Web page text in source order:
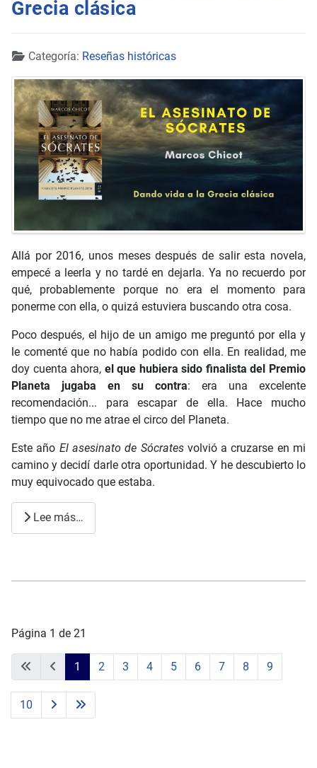
Grecia clásica
Detalles
Categoría: Reseñas históricas
Allá por 2016, unos meses después de salir esta novela,
empecé a leerla y no tardé en dejarla. Ya no recuerdo por
qué, probablemente porque no era el momento para
ponerme con ella, o quizá estuviera buscando otra cosa.
Poco después, el hijo de un amigo me preguntó por ella y
le comenté que no había podido con ella. En realidad, me
doy cuenta ahora, el que hubiera sido finalista del Premio
Planeta jugaba en su contra: era una excelente
recomendación... para escapar de ella. Hace mucho
tiempo que no me atrae el circo del Planeta.
Este año El asesinato de Sócratesvolvió a cruzarse en mi
camino y decidí darle otra oportunidad. Y he descubierto lo
muy equivocado que estaba.
Lee más…
Página 1 de 21
1 2 3 4 5 6 7 8 9
10